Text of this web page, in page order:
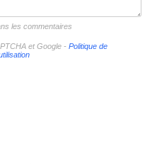
les commentaires
et Google - Politique de